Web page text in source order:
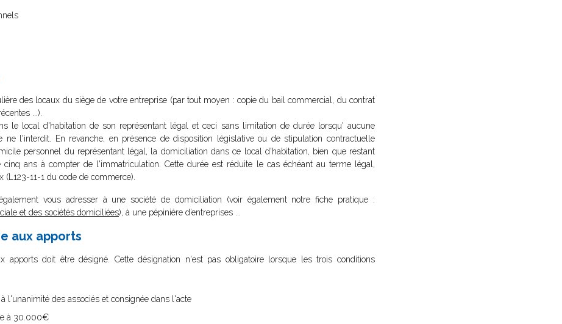
des locaux du siège de votre entreprise (par tout moyen : copie du bail commercial, du contrat
...).
le local d'habitation de son représentant légal et ceci sans limitation de durée lorsqu' aucune
ne l'interdit. En revanche, en présence de disposition législative ou de stipulation contractuelle
personnel du représentant légal, la domiciliation dans ce local d'habitation, bien que restant
ans à compter de l'immatriculation. Cette durée est réduite le cas échéant au terme légal,
11-1 du code de commerce).
vous adresser à une société de domiciliation (voir également notre fiche pratique :
et des sociétés domiciliées), à une pépinière d’entreprises ...
aux apports
apports doit être désigné. Cette désignation n'est pas obligatoire lorsque les trois conditions
l'unanimité des associés et consignée dans l'acte
à 30.000€